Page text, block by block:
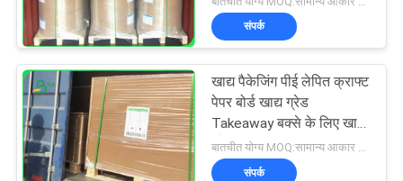
संपर्क
खाद्य पैकेजिंग पीई लेपित क्राफ्ट
पेपर बोर्ड खाद्य ग्रेड
Takeaway बक्से के लिए खाद्य
ग्रेड
बातचीत योग्य MOQ:सामान्य आकार के लिए 1 टन और विशेष आकार के लिए 10 टन
संपर्क